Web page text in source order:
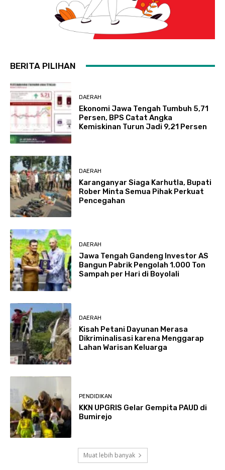
BERITA PILIHAN
DAERAH
Ekonomi Jawa Tengah Tumbuh 5,71
Persen, BPS Catat Angka
Kemiskinan Turun Jadi 9,21 Persen
DAERAH
Karanganyar Siaga Karhutla, Bupati
Rober Minta Semua Pihak Perkuat
Pencegahan
DAERAH
Jawa Tengah Gandeng Investor AS
Bangun Pabrik Pengolah 1.000 Ton
Sampah per Hari di Boyolali
DAERAH
Kisah Petani Dayunan Merasa
Dikriminalisasi karena Menggarap
Lahan Warisan Keluarga
PENDIDIKAN
KKN UPGRIS Gelar Gempita PAUD di
Bumirejo
Muat lebih banyak